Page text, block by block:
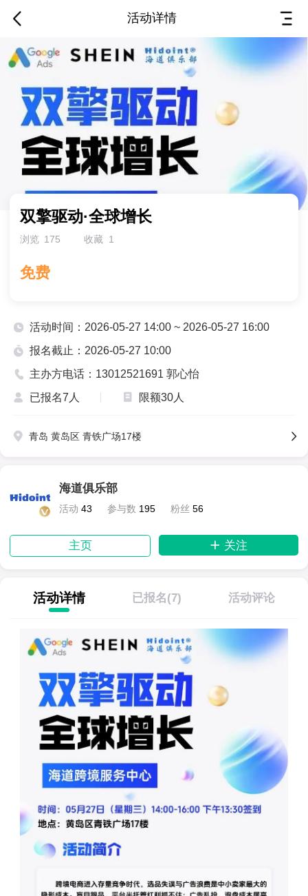
活动详情
双擎驱动·全球增长
免费
活动时间
2026-05-27 14:00 - 2026-05-27 16:00
活动地址 青铁广场17楼
主办电话
13012521691 郭心
青岛海道会员社区门户
长按识别二维码看详情
双擎驱动·全球增长
浏览 175 收藏 1
免费
活动时间：2026-05-27 14:00 ~ 2026-05-27 16:00
报名截止：2026-05-27 10:00
主办方电话： 13012521691 郭心怡
已报名7人
限额30人
青岛 黄岛区 青铁广场17楼
海道俱乐部
活动 43 参与数 195 粉丝 56
主页 关注
活动详情 已报名(7) 活动评论